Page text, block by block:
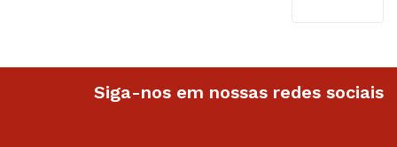
Siga-nos em nossas redes sociais